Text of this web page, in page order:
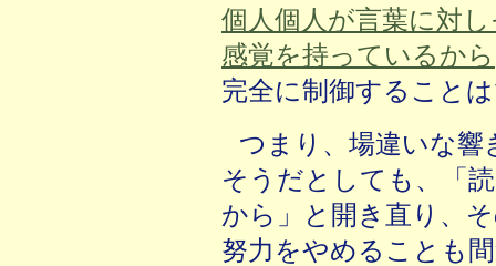
個人個人が言葉に対
感覚を持っているから
完全に制御すること
つまり、場違いな
そうだとしても、「
から」と開き直り、
努力をやめることも